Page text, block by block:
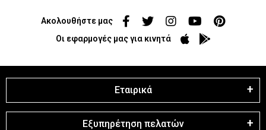
Ακολουθήστε μας
Οι εφαρμογές μας για κινητά
Εταιρικά
Εξυπηρέτηση πελατών